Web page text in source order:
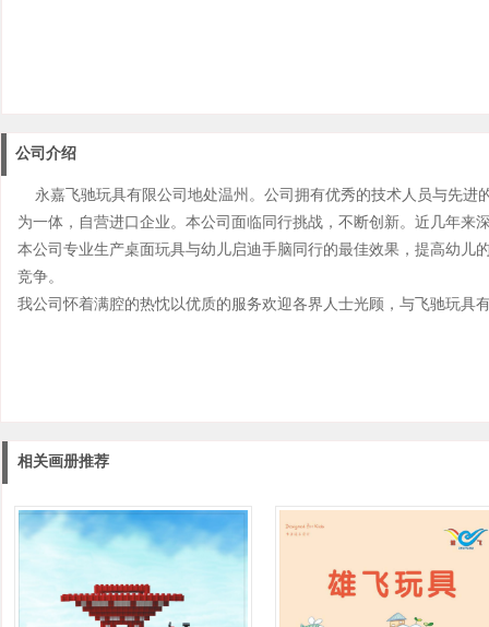
公司介绍
永嘉飞驰玩具有限公司地处温州。公司拥有优秀的技术人员与先进
为一体，自营进口企业。本公司面临同行挑战，不断创新。近几年来
本公司专业生产桌面玩具与幼儿启迪手脑同行的最佳效果，提高幼儿
竞争。
我公司怀着满腔的热忱以优质的服务欢迎各界人士光顾，与飞驰玩具
相关画册推荐